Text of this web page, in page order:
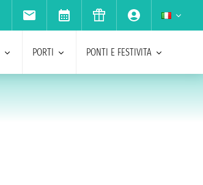
PORTI PONTI E FESTIVITA